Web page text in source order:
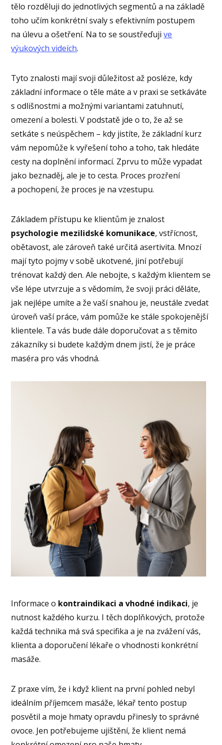
tělo rozděluji do jednotlivých segmentů a na základě
toho učím konkrétní svaly s efektivním postupem
na úlevu a ošetření. Na to se soustřeďujive
výukových videích.
Tyto znalosti mají svoji důležitost až posléze, kdy
základní informace o těle máte a v praxi se setkáváte
s odlišnostmi a možnými variantami zatuhnutí,
omezení a bolesti. V podstatě jde o to, že až se
setkáte s neúspěchem – kdy jistíte, že základní kurz
vám nepomůže k vyřešení toho a toho, tak hledáte
cesty na doplnění informací. Zprvu to může vypadat
jako beznaděj, ale je to cesta. Proces prozření
a pochopení, že proces je na vzestupu.
Základem přístupu ke klientům je znalost
psychologie mezilidské komunikace, vstřícnost,
obětavost, ale zároveň také určitá asertivita. Mnozí
mají tyto pojmy v sobě ukotvené, jiní potřebují
trénovat každý den. Ale nebojte, s každým klientem se
vše lépe utvrzuje a s vědomím, že svoji práci děláte,
jak nejlépe umíte a že vaší snahou je, neustále zvedat
úroveň vaší práce, vám pomůže ke stále spokojenější
klientele. Ta vás bude dále doporučovat a s těmito
zákazníky si budete každým dnem jistí, že je práce
maséra pro vás vhodná.
Informace o kontraindikaci a vhodné indikaci, je
nutnost každého kurzu. I těch doplňkových, protože
každá technika má svá specifika a je na zvážení vás,
klienta a doporučení lékaře o vhodnosti konkrétní
masáže.
Z praxe vím, že i když klient na první pohled nebyl
ideálním příjemcem masáže, lékař tento postup
posvětil a moje hmaty opravdu přinesly to správné
ovoce. Jen potřebujeme ujištění, že klient nemá